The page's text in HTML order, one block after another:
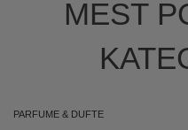
MEST
PARFUME & DUFTE